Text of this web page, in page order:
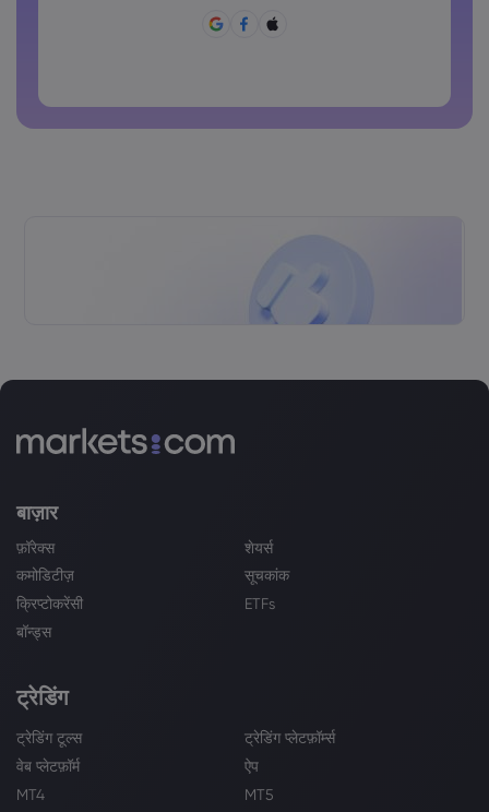
पासवर्ड का साझा रूप से उपयोग नहीं किया जा सकता
बाज़ार
फ़ॉरेक्स
शेयर्स
कमोडिटीज़
सूचकांक
क्रिप्टोकरेंसी
ETFs
बॉन्ड्स
ट्रेडिंग
ट्रेडिंग टूल्स
ट्रेडिंग प्लेटफ़ॉर्म्स
वेब प्लेटफ़ॉर्म
ऐप
MT4
MT5